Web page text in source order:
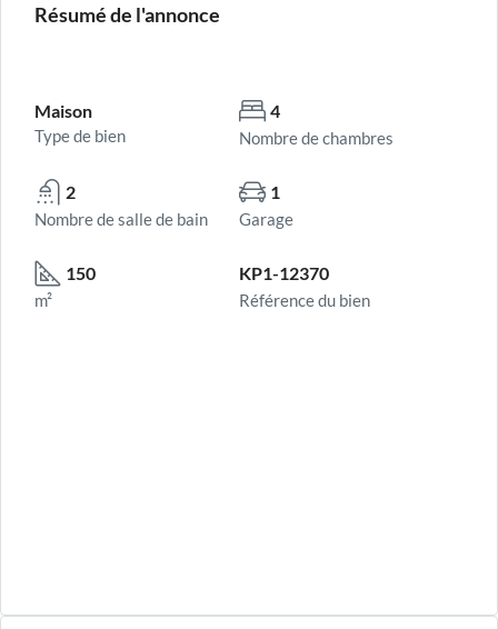
Résumé de l'annonce
Maison
Type de bien
4
Nombre de chambres
2
Nombre de salle de bain
1
Garage
150
m²
KP1-12370
Référence du bien